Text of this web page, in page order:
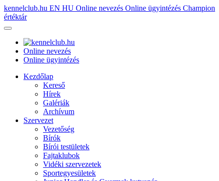
kennelclub.hu EN HU Online nevezés Online ügyintézés Champion
értéktár
Online nevezés
Online ügyintézés
Kezdőlap
Kereső
Hírek
Galériák
Archívum
Szervezet
Vezetőség
Bírók
Bírói testületek
Fajtaklubok
Vidéki szervezetek
Sportegyesületek